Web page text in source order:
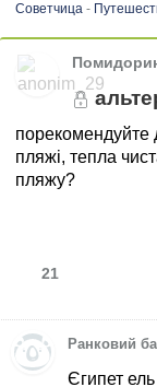
Советчица-
порекомендуйте
пляжі, тепла
пляжу?
21
Ранковий
Єгипет